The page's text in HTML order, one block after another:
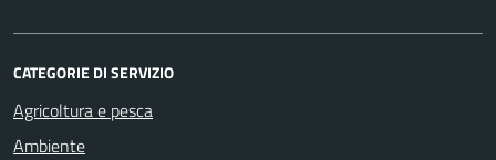
CATEGORIE DI SERVIZIO
Agricoltura e pesca
Ambiente